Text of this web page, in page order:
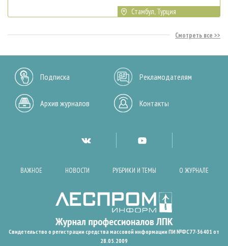
Стамбул, Турция
Смотреть все
Подписка Рекламодателям
Архив журналов Контакты
ВАЖНОЕ НОВОСТИ РУБРИКИ И ТЕМЫ О ЖУРНАЛЕ
Свидетельство о регистрации средства массовой информации ПИ №ФС77-36401 от
28.05.2009